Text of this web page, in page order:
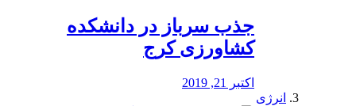
جذب سرباز در دانشکده
کشاورزی کرج
اکتبر 21, 2019
انرژی